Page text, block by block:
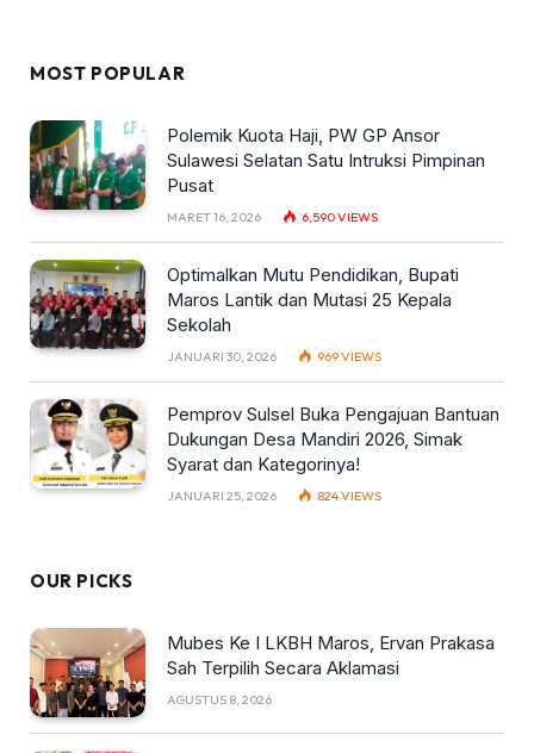
MOST POPULAR
Polemik Kuota Haji, PW GP Ansor
Sulawesi Selatan Satu Intruksi Pimpinan
Pusat
MARET 16, 2026 6,590VIEWS
Optimalkan Mutu Pendidikan, Bupati
Maros Lantik dan Mutasi 25 Kepala
Sekolah
JANUARI 30, 2026 969VIEWS
Pemprov Sulsel Buka Pengajuan Bantuan
Dukungan Desa Mandiri 2026, Simak
Syarat dan Kategorinya!
JANUARI 25, 2026 824VIEWS
OUR PICKS
Mubes Ke I LKBH Maros, Ervan Prakasa
Sah Terpilih Secara Aklamasi
AGUSTUS 8, 2026